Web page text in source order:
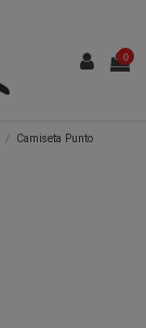
0
Camiseta Punto